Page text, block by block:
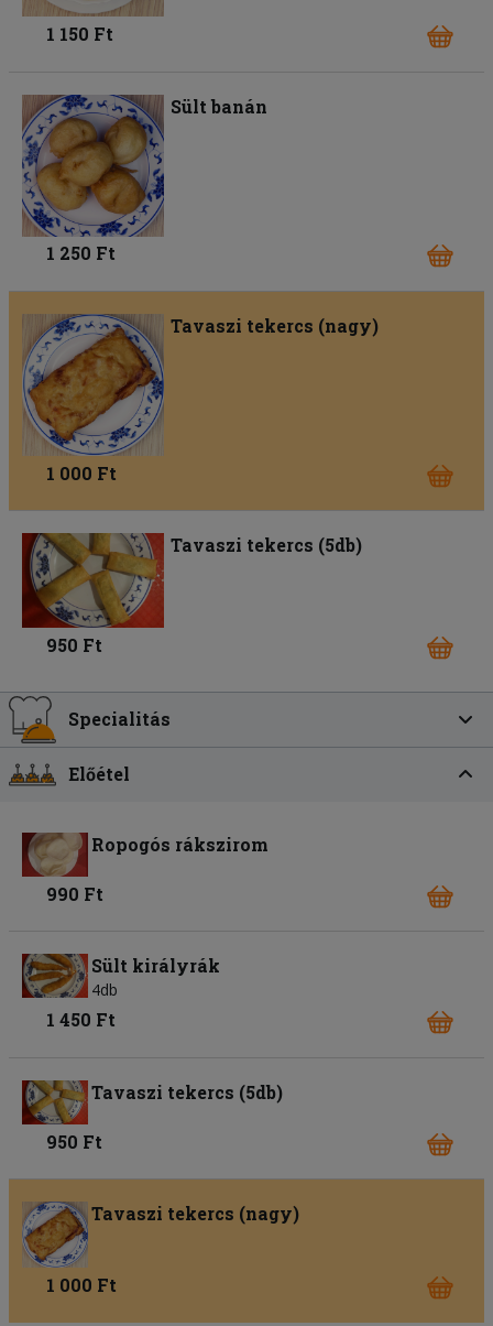
1 150 Ft
Sült banán
1 250 Ft
Tavaszi tekercs (nagy)
1 000 Ft
Tavaszi tekercs (5db)
950 Ft
Specialitás
Előétel
Ropogós rákszirom
990 Ft
Sült királyrák
4db
1 450 Ft
Tavaszi tekercs (5db)
950 Ft
Tavaszi tekercs (nagy)
1 000 Ft